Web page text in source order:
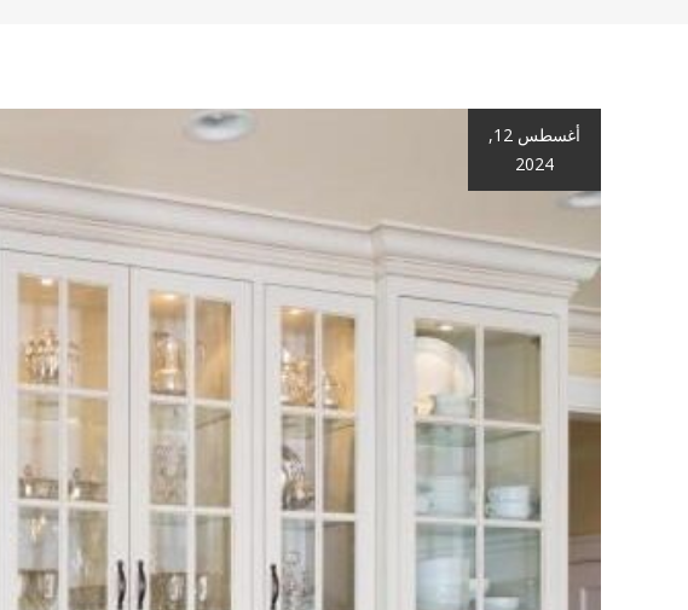
أغسطس 12,
2024